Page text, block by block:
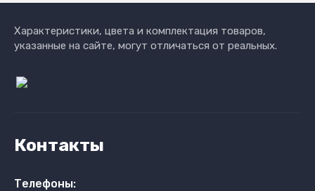
Характеристики, цвета и комплектация товаров,
указанные на сайте, могут отличаться от реальных.
Контакты
Телефоны: